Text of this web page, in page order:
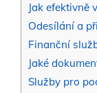
Jak efektivně
Odesílání a
Finanční
Jaké
Služby pro